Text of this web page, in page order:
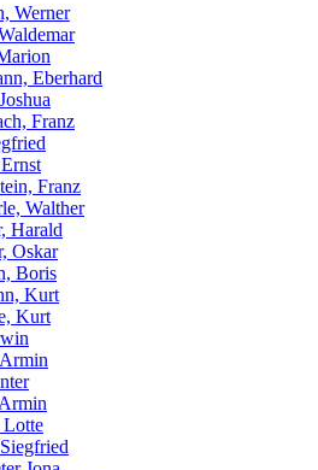
Werner
Eberhard
Franz
Franz
Walther
Harald
Oskar
Boris
Kurt
Kurt